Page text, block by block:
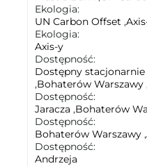
Ekologia:
UN Carbon Offset ,
Ekologia:
Axis-y
Dostępność:
Dostępny stacjonarnie
,Bohaterów Warszawy
Dostępność:
Jaracza ,Bohaterów
Dostępność:
Bohaterów Warszawy,
Dostępność:
Andrzeja